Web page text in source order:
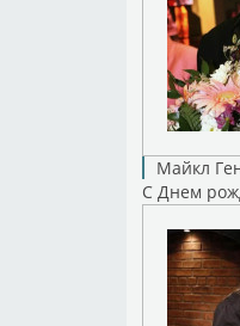
Майкл
С Днем